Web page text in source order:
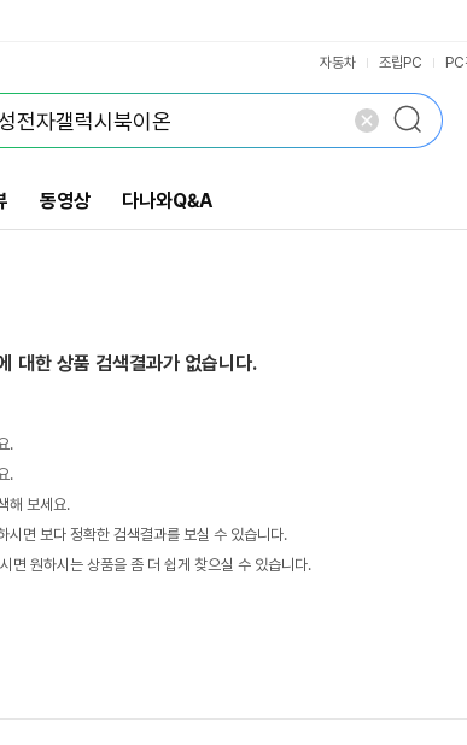
자동차 조립PC PC
동영상 다나와Q&A
대한 상품 검색결과가 없습니다.
.
.
해 보세요.
면 보다 정확한 검색결과를 보실 수 있습니다.
면 원하시는 상품을 좀 더 쉽게 찾으실 수 있습니다.